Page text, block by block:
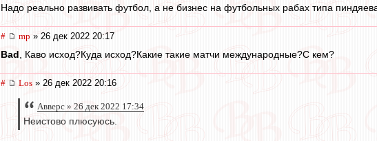
Надо реально развивать футбол, а не бизнес на футбольных рабах типа
# mp » 26 дек 2022 20:17
Bad , Каво исход?Куда исход?Какие такие матчи международные?С кем?
# Los » 26 дек 2022 20:16
Авверс » 26 дек 2022 17:34
Неистово плюсуюсь.